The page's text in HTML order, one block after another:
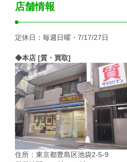
店舗情報
定休日：毎週日曜・7/17/27日
◆本店 [質・買取]
住所：東京都豊島区池袋2-5-9